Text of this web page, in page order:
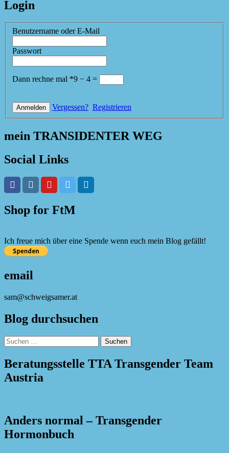
Login
Benutzername oder E-Mail
Passwort
Dann rechne mal *9 − 4 =
Vergessen? Registrieren
mein TRANSIDENTER WEG
Social Links
Shop for FtM
Ich freue mich über eine Spende wenn euch mein Blog gefällt!
email
sam@schweigsamer.at
Blog durchsuchen
Suchen
nach:
Beratungsstelle TTA Transgender Team
Austria
Anders normal – Transgender
Hormonbuch